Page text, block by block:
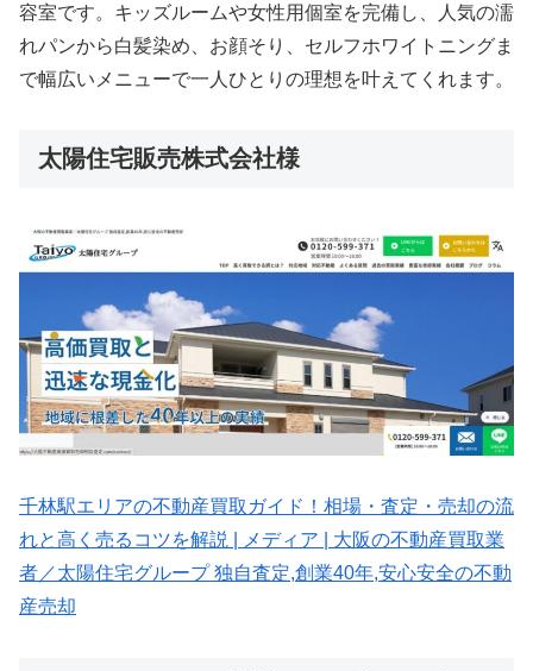
容室です。キッズルームや女性用個室を完備し、人気の濡
れパンから白髪染め、お顔そり、セルフホワイトニングま
で幅広いメニューで一人ひとりの理想を叶えてくれます。
太陽住宅販売株式会社様
千林駅エリアの不動産買取ガイド！相場・査定・売却の流
れと高く売るコツを解説 | メディア | 大阪の不動産買取業
者／太陽住宅グループ 独自査定,創業40年,安心安全の不動
産売却